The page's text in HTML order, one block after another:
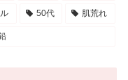
50代 肌荒れ